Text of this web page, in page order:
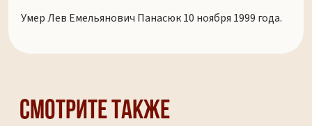
Умер Лев Емельянович Панасюк 10 ноября 1999 года.
Смотрите также